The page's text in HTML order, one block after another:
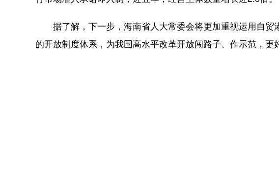
据了解，下一步，海南省人大常委会将更加重视运用自贸
的开放制度体系，为我国高水平改革开放闯路子、作示范，更